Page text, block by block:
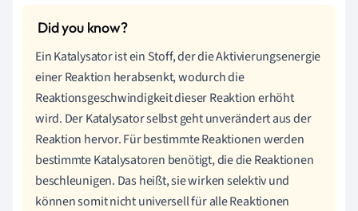
Ein Katalysator ist ein Stoff, der die Aktivierungsenergie
einer Reaktion herabsenkt, wodurch die
Reaktionsgeschwindigkeit dieser Reaktion erhöht
wird. Der Katalysator selbst geht unverändert aus der
Reaktion hervor. Für bestimmte Reaktionen werden
bestimmte Katalysatoren benötigt, die die Reaktionen
beschleunigen. Das heißt, sie wirken selektiv und
können somit nicht universell für alle Reaktionen